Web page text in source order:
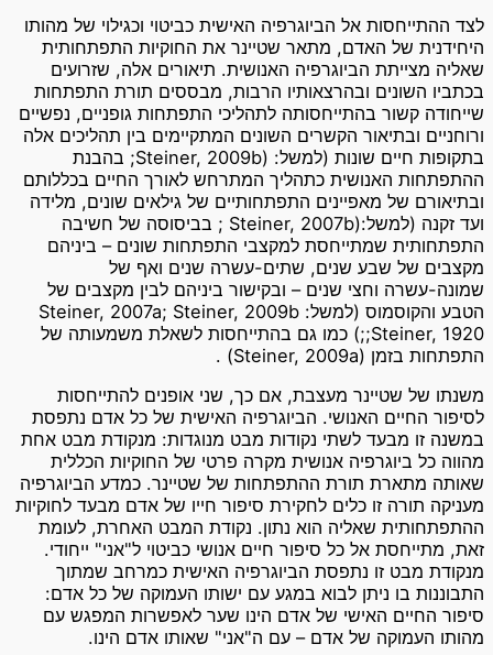
לצד ההתייחסות אל הביוגרפיה האישית כביטוי וכגילוי של מהותו
היחידנית של האדם, מתאר שטיינר את החוקיות התפתחותית
שאליה מצייתת הביוגרפיה האנושית. תיאורים אלה, שזרועים
בכתביו השונים ובהרצאותיו הרבות, מבססים תורת התפתחות
שייחודה קשור בהתייחסותה לתהליכי התפתחות גופניים, נפשיים
ורוחניים ובתיאור הקשרים השונים המתקיימים בין תהליכים אלה
בתקופות חיים שונות (למשל: (Steiner, 2009b; בהבנת
ההתפתחות האנושית כתהליך המתרחש לאורך החיים בכללותם
ובתיאורם של מאפיינים התפתחותיים של גילאים שונים, מלידה
ועד זקנה (למשל:(Steiner, 2007b ; בביסוסה של חשיבה
התפתחותית שמתייחסת למקצבי התפתחות שונים – ביניהם
מקצבים של שבע שנים, שתים-עשרה שנים ואף של
שמונה-עשרה וחצי שנים – ובקישור ביניהם לבין מקצבים של
הטבע והקוסמוס (למשל: Steiner, 2007a; Steiner, 2009b
;Steiner, 1920;) כמו גם בהתייחסות לשאלת משמעותה של
התפתחות בזמן (Steiner, 2009a) .
משנתו של שטיינר מעצבת, אם כך, שני אופנים להתייחסות
לסיפור החיים האנושי. הביוגרפיה האישית של כל אדם נתפסת
במשנה זו מבעד לשתי נקודות מבט מנוגדות: מנקודת מבט אחת
מהווה כל ביוגרפיה אנושית מקרה פרטי של החוקיות הכללית
שאותה מתארת תורת ההתפתחות של שטיינר. כמדע הביוגרפיה
מעניקה תורה זו כלים לחקירת סיפור חייו של אדם מבעד לחוקיות
ההתפתחותית שאליה הוא נתון. נקודת המבט האחרת, לעומת
זאת, מתייחסת אל כל סיפור חיים אנושי כביטוי ל"אני" ייחודי.
מנקודת מבט זו נתפסת הביוגרפיה האישית כמרחב שמתוך
התבוננות בו ניתן לבוא במגע עם ישותו העמוקה של כל אדם:
סיפור החיים האישי של אדם הינו שער לאפשרות המפגש עם
מהותו העמוקה של אדם – עם ה"אני" שאותו אדם הינו.